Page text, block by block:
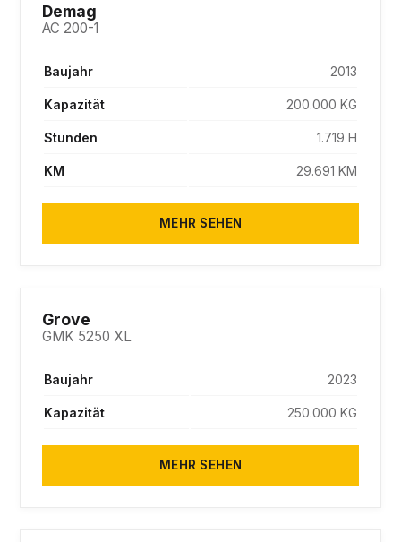
Demag
AC 200-1
Baujahr 2013
Kapazität 200.000 KG
Stunden 1.719 H
KM 29.691 KM
MEHR SEHEN
Grove
GMK 5250 XL
Baujahr 2023
Kapazität 250.000 KG
MEHR SEHEN